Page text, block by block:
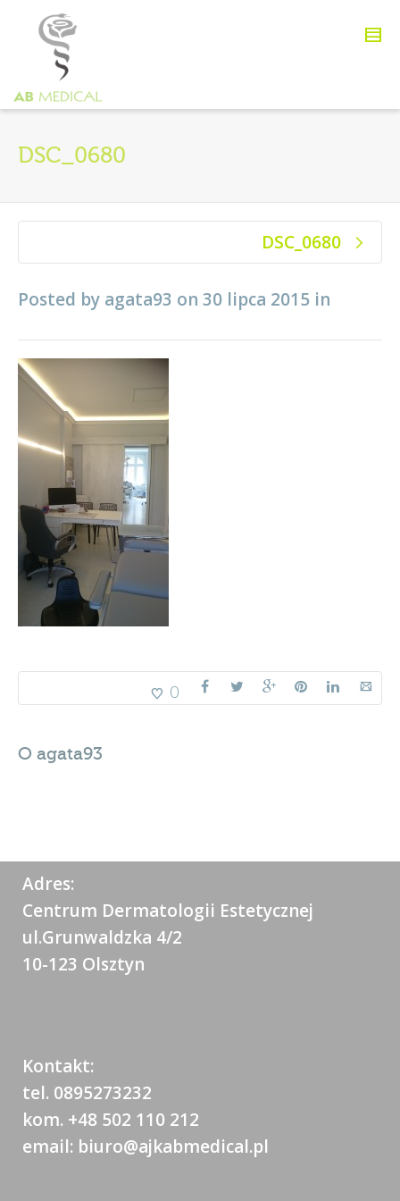
DSC_0680
DSC_0680
Posted by agata93 on 30 lipca 2015 in
0
O agata93
Adres:
Centrum Dermatologii Estetycznej
ul.Grunwaldzka 4/2
10-123 Olsztyn
Kontakt:
tel. 0895273232
kom. +48 502 110 212
email: biuro@ajkabmedical.pl